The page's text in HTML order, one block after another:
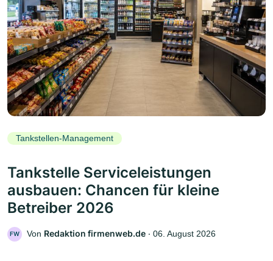
Tankstellen-Management
Tankstelle Serviceleistungen
ausbauen: Chancen für kleine
Betreiber 2026
FW Von Redaktion firmenweb.de ‧ 06. August 2026